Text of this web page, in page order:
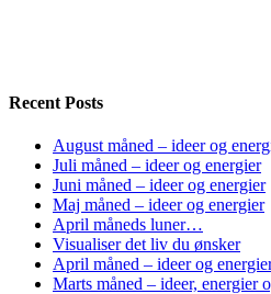
Recent Posts
August måned – ideer og
Juli måned – ideer og energier
Juni måned – ideer og energier
Maj måned – ideer og energier
April måneds luner…
Visualiser det liv du ønsker
April måned – ideer og
Marts måned – ideer, energier